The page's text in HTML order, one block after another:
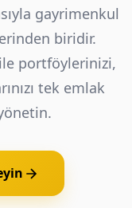
gayrimenkul
biridir.
ile portföylerinizi,
tek emlak